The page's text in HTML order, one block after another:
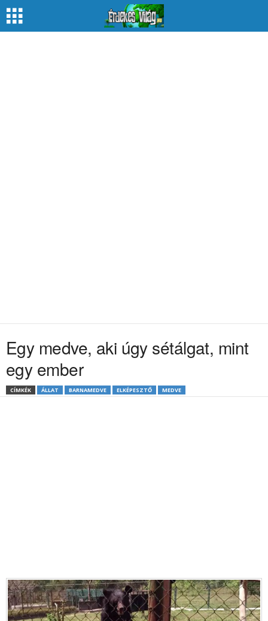
Egy medve, aki úgy sétálgat, mint
egy ember
CÍMKÉK ÁLLAT BARNAMEDVE ELKÉPESZTŐ MEDVE